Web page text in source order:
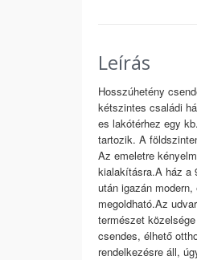
Leírás
Hosszúhetény
kétszintes családi
es lakótérhez egy
tartozik. A
Az emeletre
kialakításra.A ház a
után igazán
megoldható.Az
természet
csendes, élhető
rendelkezésre áll,